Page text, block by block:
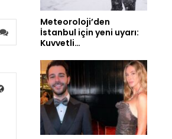
Meteoroloji’den
İstanbul için yeni uyarı:
Kuvvetli…